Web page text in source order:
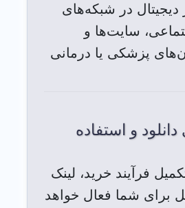
دیجیتال در شبکه‌های
سایت‌ها و
پزشکی یا درمانی
دانلود و استفاده
فرآیند خرید، لینک
برای شما فعال خواهد